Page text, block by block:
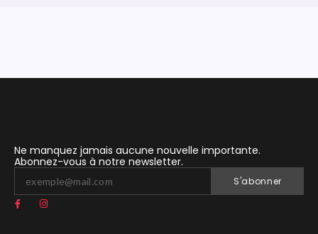
Ne manquez jamais aucune nouvelle importante.
Abonnez-vous à notre newsletter.
S'abonner